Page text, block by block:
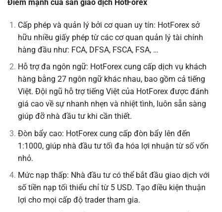
Điểm mạnh của sàn giao dịch HotForex
Cấp phép và quản lý bởi cơ quan uy tín: HotForex sở
hữu nhiều giấy phép từ các cơ quan quản lý tài chính
hàng đầu như: FCA, DFSA, FSCA, FSA, …
Hỗ trợ đa ngôn ngữ: HotForex cung cấp dịch vụ khách
hàng bằng 27 ngôn ngữ khác nhau, bao gồm cả tiếng
Việt. Đội ngũ hỗ trợ tiếng Việt của HotForex được đánh
giá cao về sự nhanh nhẹn và nhiệt tình, luôn sẵn sàng
giúp đỡ nhà đầu tư khi cần thiết.
Đòn bẩy cao: HotForex cung cấp đòn bẩy lên đến
1:1000, giúp nhà đầu tư tối đa hóa lợi nhuận từ số vốn
nhỏ.
Mức nạp thấp: Nhà đầu tư có thể bắt đầu giao dịch với
số tiền nạp tối thiểu chỉ từ 5 USD. Tạo điều kiện thuận
lợi cho mọi cấp độ trader tham gia.